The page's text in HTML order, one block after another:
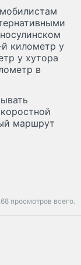
километр у
у хутора
в
маршрут
просмотров всего.